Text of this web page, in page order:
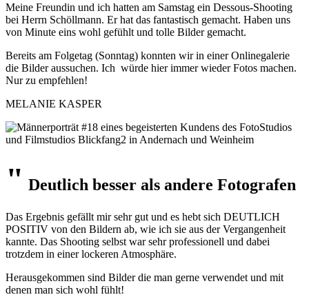
Meine Freundin und ich hatten am Samstag ein Dessous-Shooting
bei Herrn Schöllmann. Er hat das fantastisch gemacht. Haben uns
von Minute eins wohl gefühlt und tolle Bilder gemacht.
Bereits am Folgetag (Sonntag) konnten wir in einer Onlinegalerie
die Bilder aussuchen. Ich würde hier immer wieder Fotos machen.
Nur zu empfehlen!
MELANIE KASPER
" Deutlich besser als andere Fotografen
Das Ergebnis gefällt mir sehr gut und es hebt sich DEUTLICH
POSITIV von den Bildern ab, wie ich sie aus der Vergangenheit
kannte. Das Shooting selbst war sehr professionell und dabei
trotzdem in einer lockeren Atmosphäre.
Herausgekommen sind Bilder die man gerne verwendet und mit
denen man sich wohl fühlt!